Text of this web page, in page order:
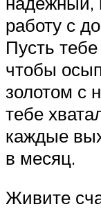
работу с
Пусть тебе
чтобы
золотом с
тебе
каждые
в месяц.
Живите